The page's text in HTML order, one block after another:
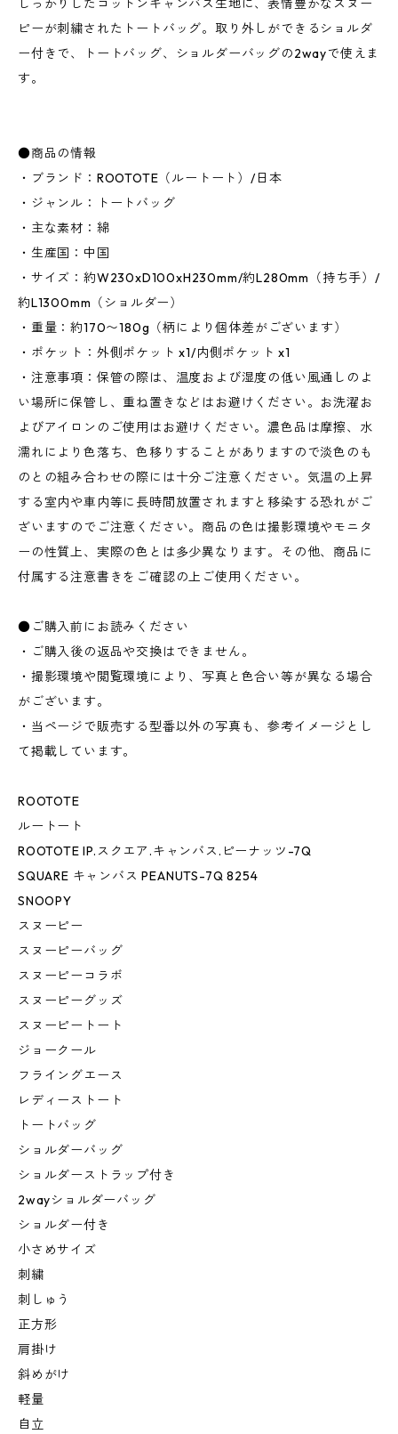
しっかりしたコットンキャンバス生地に、表情豊かなスヌー
ピーが刺繍されたトートバッグ。取り外しができるショルダ
ー付きで、トートバッグ、ショルダーバッグの2wayで使えま
す。
●商品の情報
・ブランド：ROOTOTE（ルートート）/日本
・ジャンル：トートバッグ
・主な素材：綿
・生産国：中国
・サイズ：約W230xD100xH230mm/約L280mm（持ち手）/
約L1300mm（ショルダー）
・重量：約170〜180g（柄により個体差がございます）
・ポケット：外側ポケット x1/内側ポケット x1
・注意事項：保管の際は、温度および湿度の低い風通しのよ
い場所に保管し、重ね置きなどはお避けください。お洗濯お
よびアイロンのご使用はお避けください。濃色品は摩擦、水
濡れにより色落ち、色移りすることがありますので淡色のも
のとの組み合わせの際には十分ご注意ください。気温の上昇
する室内や車内等に長時間放置されますと移染する恐れがご
ざいますのでご注意ください。商品の色は撮影環境やモニタ
ーの性質上、実際の色とは多少異なります。その他、商品に
付属する注意書きをご確認の上ご使用ください。
●ご購入前にお読みください
・ご購入後の返品や交換はできません。
・撮影環境や閲覧環境により、写真と色合い等が異なる場合
がございます。
・当ページで販売する型番以外の写真も、参考イメージとし
て掲載しています。
ROOTOTE
ルートート
ROOTOTE IP.スクエア.キャンバス.ピーナッツ-7Q
SQUARE キャンバス PEANUTS-7Q 8254
SNOOPY
スヌーピー
スヌーピーバッグ
スヌーピーコラボ
スヌーピーグッズ
スヌーピートート
ジョークール
フライングエース
レディーストート
トートバッグ
ショルダーバッグ
ショルダーストラップ付き
2wayショルダーバッグ
ショルダー付き
小さめサイズ
刺繍
刺しゅう
正方形
肩掛け
斜めがけ
軽量
自立